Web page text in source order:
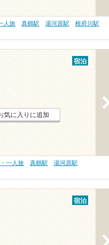
人旅 真鶴駅 湯河原駅
根府川駅
宿泊
気に入りに追加
一人旅 真鶴駅
湯河原駅
宿泊